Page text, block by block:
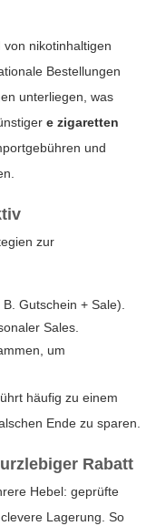
nikotinhaltigen
Bestellungen
unterliegen, was
e zigaretten
und
zur
Gutschein + Sale).
Sales.
um
häufig zu einem
Ende zu sparen.
Rabatt
Hebel: geprüfte
Lagerung. So